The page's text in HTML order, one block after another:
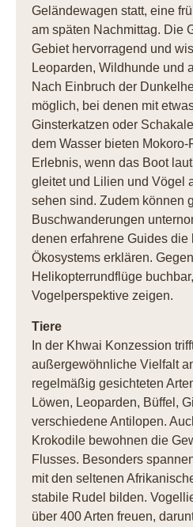
Geländewagen statt, eine
am späten Nachmittag. Die
Gebiet hervorragend und
Leoparden, Wildhunde und
Nach Einbruch der
möglich, bei denen mit
Ginsterkatzen oder
dem Wasser bieten
Erlebnis, wenn das Boot
gleitet und Lilien und Vögel
sehen sind. Zudem können
Buschwanderungen
denen erfahrene Guides
Ökosystems erklären.
Helikopterrundflüge
Vogelperspektive zeigen.
Tiere
In der Khwai Konzession
außergewöhnliche Vielfalt
regelmäßig gesichteten
Löwen, Leoparden, Büffel,
verschiedene Antilopen.
Krokodile bewohnen die
Flusses. Besonders
mit den seltenen
stabile Rudel bilden.
über 400 Arten freuen,